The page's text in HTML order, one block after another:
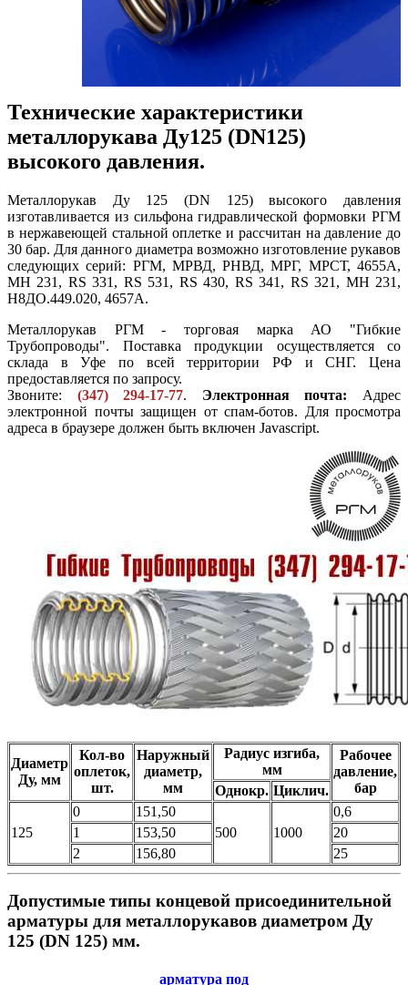
Технические характеристики
металлорукава Ду125 (DN125)
высокого давления.
Металлорукав Ду 125 (DN 125) высокого давления
изготавливается из сильфона гидравлической формовки РГМ
в нержавеющей стальной оплетке и рассчитан на давление до
30 бар. Для данного диаметра возможно изготовление рукавов
следующих серий: РГМ, МРВД, РНВД, МРГ, МРСТ, 4655А,
МН 231, RS 331, RS 531, RS 430, RS 341, RS 321, МН 231,
Н8ДО.449.020, 4657А.
Металлорукав РГМ - торговая марка АО "Гибкие
Трубопроводы". Поставка продукции осуществляется со
склада в Уфе по всей территории РФ и СНГ. Цена
предоставляется по запросу.
Звоните: (347) 294-17-77. Электронная почта: Адрес
электронной почты защищен от спам-ботов. Для просмотра
адреса в браузере должен быть включен Javascript.
Диаметр
Ду, мм
Кол-во
оплеток,
шт.
Наружный
диаметр,
мм
Радиус изгиба,
мм
Рабочее
давление,
бар
Однокр. Циклич.
125
0
151,50
500
1000
0,6
1
153,50
20
2
156,80 25
Допустимые типы концевой присоединительной
арматуры для металлорукавов диаметром Ду
125 (DN 125) мм.
арматура под